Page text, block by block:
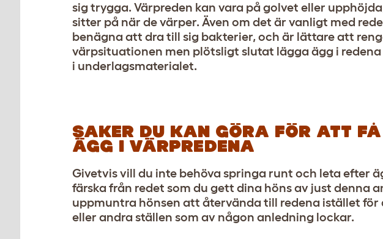
sig trygga. Värpreden kan vara på golvet eller
sitter på när de värper. Även om det är vanligt med
benägna att dra till sig bakterier, och är lättare att
värpsituationen men plötsligt slutat lägga ägg i
i underlagsmaterialet.
SAKER DU KAN GÖRA FÖR ATT
ÄGG I VÄRPREDENA
Givetvis vill du inte behöva springa runt och leta efter
färska från redet som du gett dina höns av just denna
uppmuntra hönsen att återvända till redena istället
eller andra ställen som av någon anledning lockar.